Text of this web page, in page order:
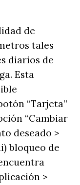
de
tales
diarios de
Esta
“Tarjeta”
“Cambiar
deseado >
bloqueo de
>